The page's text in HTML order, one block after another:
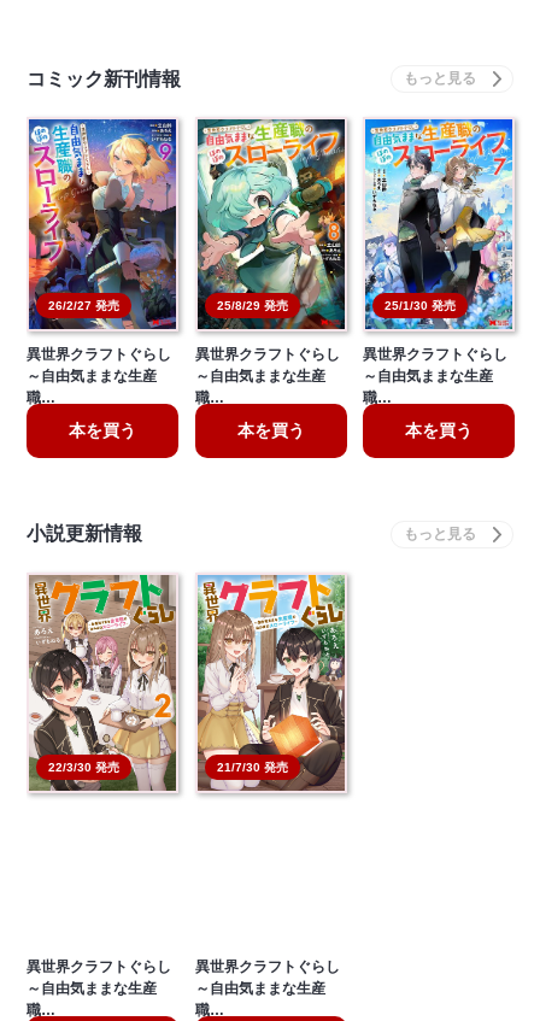
コミック新刊情報
26/2/27 発売
異世界クラフトぐらし
～自由気ままな生産
職…
本を買う
25/8/29 発売
異世界クラフトぐらし
～自由気ままな生産
職…
本を買う
25/1/30 発売
異世界クラフトぐらし
～自由気ままな生産
職…
本を買う
小説更新情報
22/3/30 発売
異世界クラフトぐらし
～自由気ままな生産
職…
21/7/30 発売
異世界クラフトぐらし
～自由気ままな生産
職…